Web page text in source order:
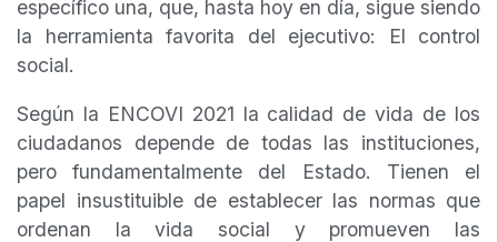
específico una, que, hasta hoy en día, sigue siendo
la herramienta favorita del ejecutivo: El control
social.
Según la ENCOVI 2021 la calidad de vida de los
ciudadanos depende de todas las instituciones,
pero fundamentalmente del Estado. Tienen el
papel insustituible de establecer las normas que
ordenan la vida social y promueven las